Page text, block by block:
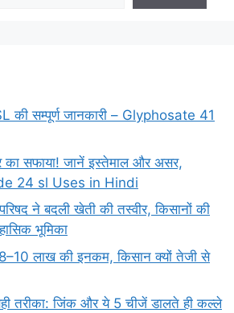
की सम्पूर्ण जानकारी – Glyphosate 41
का सफाया! जानें इस्तेमाल और असर,
24 sl Uses in Hindi
ने बदली खेती की तस्वीर, किसानों की
भूमिका
लाख की इनकम, किसान क्यों तेजी से
तरीका: जिंक और ये 5 चीजें डालते ही कल्ले